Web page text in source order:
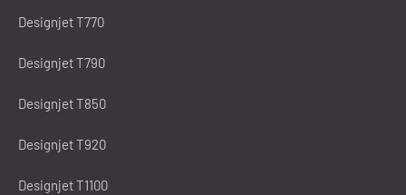
Designjet T770
Designjet T790
Designjet T850
Designjet T920
Designjet T1100